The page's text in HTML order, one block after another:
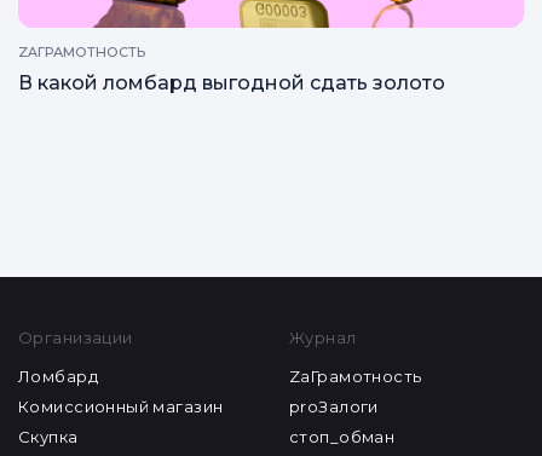
ZAГРАМОТНОСТЬ
В какой ломбард выгодной сдать золото
Организации
Ломбард
Комиссионный магазин
Скупка
Журнал
ZaГрамотность
proЗалоги
стоп_обман